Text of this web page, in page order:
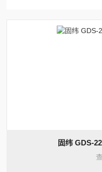
固纬 GDS-